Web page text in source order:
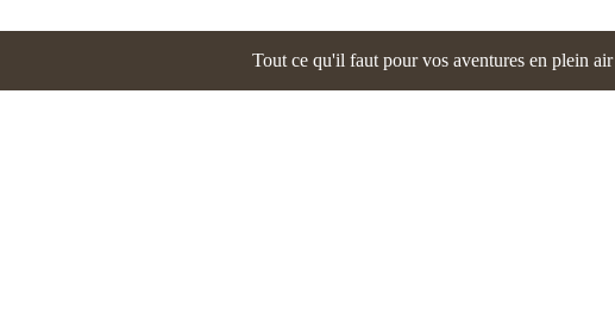
Tout ce qu'il faut pour vos aventures en plein air